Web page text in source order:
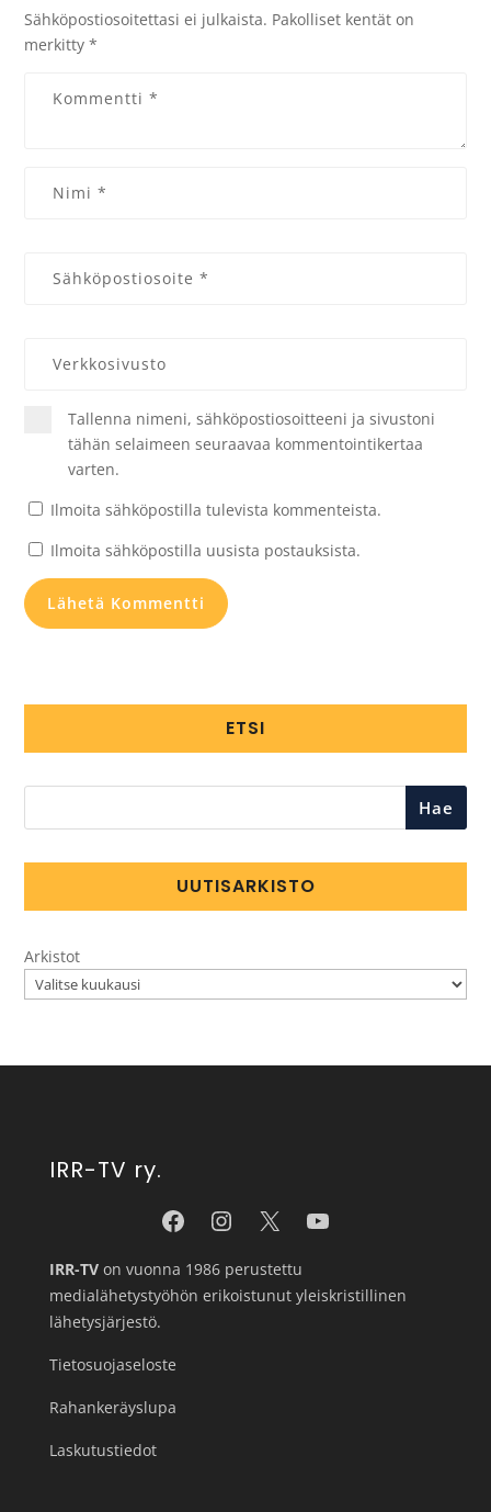
Sähköpostiosoitettasi ei julkaista. Pakolliset kentät on
merkitty*
Tallenna nimeni, sähköpostiosoitteeni ja sivustoni
tähän selaimeen seuraavaa kommentointikertaa
varten.
Ilmoita sähköpostilla tulevista kommenteista.
Ilmoita sähköpostilla uusista postauksista.
ETSI
Hae
UUTISARKISTO
Arkistot
IRR-TV ry.
IRR-TVon vuonna 1986 perustettu
medialähetystyöhön erikoistunut yleiskristillinen
lähetysjärjestö.
Tietosuojaseloste
Rahankeräyslupa
Laskutustiedot